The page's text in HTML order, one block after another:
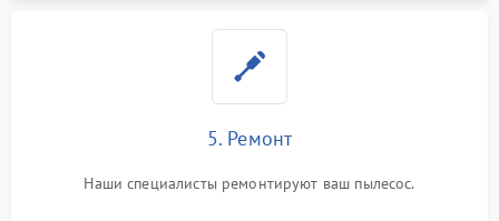
5. Ремонт
Наши специалисты ремонтируют ваш пылесос.